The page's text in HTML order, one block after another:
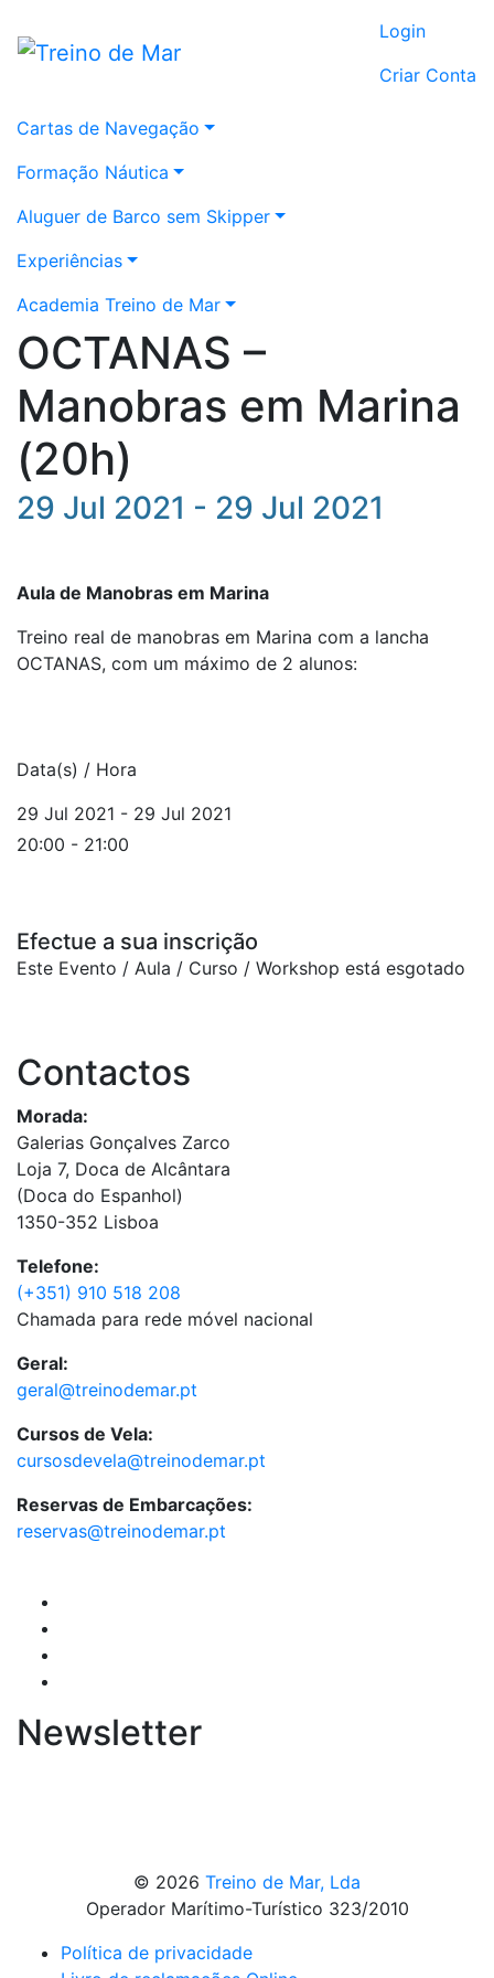
Login
Criar Conta
Cartas de Navegação
Formação Náutica
Aluguer de Barco sem Skipper
Experiências
Academia Treino de Mar
OCTANAS –
Manobras em Marina
(20h)
29 Jul 2021 - 29 Jul 2021
Aula de Manobras em Marina
Treino real de manobras em Marina com a lancha
OCTANAS, com um máximo de 2 alunos:
Data(s) / Hora
29 Jul 2021 - 29 Jul 2021
20:00 - 21:00
Efectue a sua inscrição
Este Evento / Aula / Curso / Workshop está esgotado
Contactos
Morada:
Galerias Gonçalves Zarco
Loja 7, Doca de Alcântara
(Doca do Espanhol)
1350-352 Lisboa
Telefone:
(+351) 910 518 208
Chamada para rede móvel nacional
Geral:
geral@treinodemar.pt
Cursos de Vela:
cursosdevela@treinodemar.pt
Reservas de Embarcações:
reservas@treinodemar.pt
Newsletter
© 2026 Treino de Mar, Lda
Operador Marítimo-Turístico 323/2010
Política de privacidade